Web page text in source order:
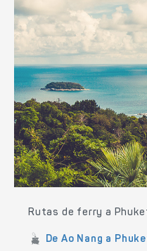
Rutas de ferry a
De Ao Nang a